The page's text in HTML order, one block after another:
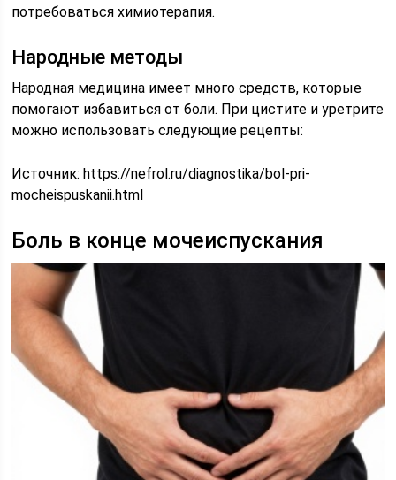
потребоваться химиотерапия.
Народные методы
Народная медицина имеет много средств, которые
помогают избавиться от боли. При цистите и уретрите
можно использовать следующие рецепты:
Источник:https://nefrol.ru/diagnostika/bol-pri-
mocheispuskanii.html
Боль в конце мочеиспускания